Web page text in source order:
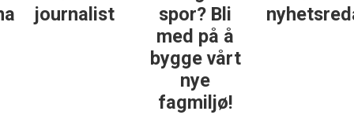
journalist
spor? Bli
med på å
bygge vårt
nye
fagmiljø!